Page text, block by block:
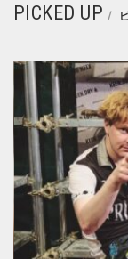
PICKED UP